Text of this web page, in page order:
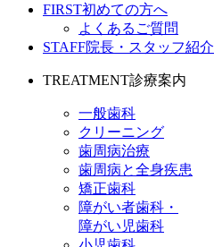
FIRST初めての方へ
よくあるご質問
STAFF院長・スタッフ紹介
TREATMENT診療案内
一般歯科
クリーニング
歯周病治療
歯周病と全身疾患
矯正歯科
障がい者歯科・
障がい児歯科